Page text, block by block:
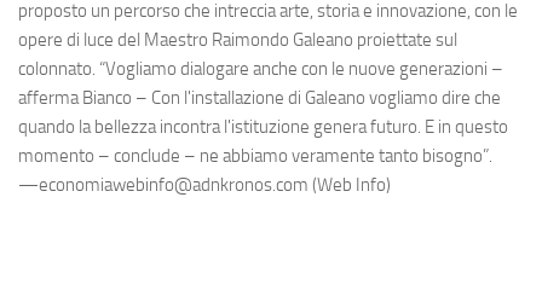
proposto un percorso che intreccia arte, storia e innovazione, con le
opere di luce del Maestro Raimondo Galeano proiettate sul
colonnato. “Vogliamo dialogare anche con le nuove generazioni –
afferma Bianco – Con l'installazione di Galeano vogliamo dire che
quando la bellezza incontra l'istituzione genera futuro. E in questo
momento – conclude – ne abbiamo veramente tanto bisogno”.
—economiawebinfo@adnkronos.com (Web Info)